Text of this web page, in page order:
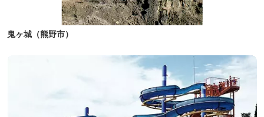
鬼ヶ城（熊野市）